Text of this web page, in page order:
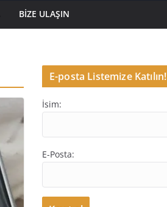
BIZE ULAŞIN
E-posta Listemize Katılın!
İsim:
E-Posta: